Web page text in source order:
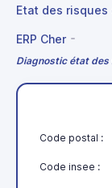
Etat des
ERP Cher
Diagnostic état des
Code postal :
Code insee :